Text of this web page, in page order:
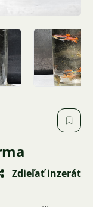
Zdieľať inzerát